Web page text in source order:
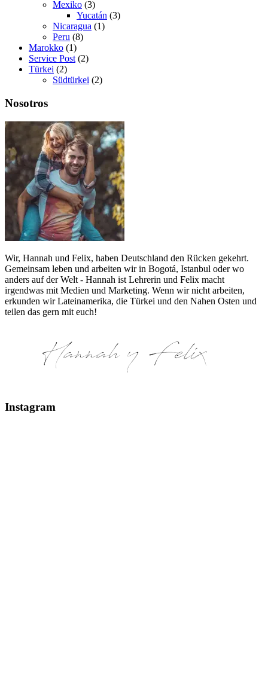
Mexiko (3)
Yucatán (3)
Nicaragua (1)
Peru (8)
Marokko (1)
Service Post (2)
Türkei (2)
Südtürkei (2)
Nosotros
Wir, Hannah und Felix, haben Deutschland den Rücken gekehrt.
Gemeinsam leben und arbeiten wir in Bogotá, Istanbul oder wo
anders auf der Welt - Hannah ist Lehrerin und Felix macht
irgendwas mit Medien und Marketing. Wenn wir nicht arbeiten,
erkunden wir Lateinamerika, die Türkei und den Nahen Osten und
teilen das gern mit euch!
Instagram